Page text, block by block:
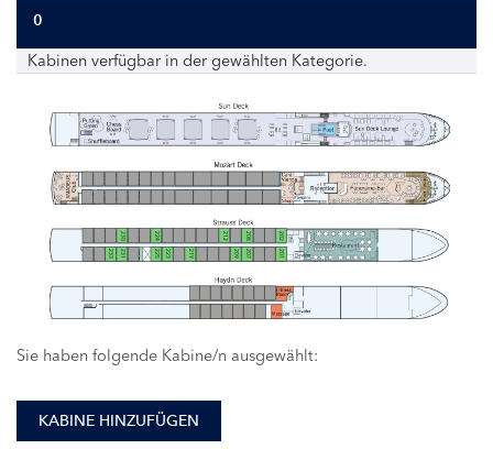
0
Kabinen verfügbar in der gewählten Kategorie.
201
202
207
208
209
212
219
223
224
225
230
231
233
Sie haben folgende Kabine/n ausgewählt:
KABINE HINZUFÜGEN